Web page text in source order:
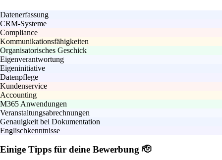
Datenerfassung
CRM-Systeme
Compliance
Kommunikationsfähigkeiten
Organisatorisches Geschick
Eigenverantwortung
Eigeninitiative
Datenpflege
Kundenservice
Accounting
M365 Anwendungen
Veranstaltungsabrechnungen
Genauigkeit bei Dokumentation
Englischkenntnisse
Einige Tipps für deine Bewerbung 🫡